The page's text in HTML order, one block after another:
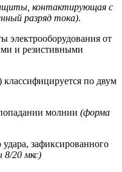
контактирующая с
разряд тока).
электрооборудования от
и резистивными
по двум
молнии (форма
зафиксированного
8/20 мкс)